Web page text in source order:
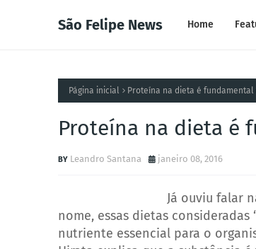
São Felipe News Home
Página inicial Proteína na dieta é
Proteína na dieta é
Leandro Santana janeiro 08, 2016
Já ouviu falar
nome, essas dietas
nutriente essencial para o